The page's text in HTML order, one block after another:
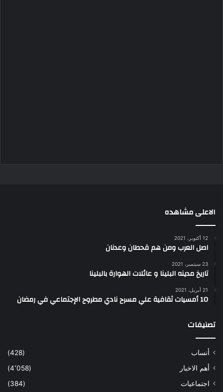
الاعلى مشاهده
12 أكتوبر، 2021
اصل العرب ومن هم قحطان وعدنان
23 سبتمبر، 2021
تاريخ مدينه البلينا و عائلات الهوارة بالبلينا
21 أبريل، 2021
10 أمسيات ثقافية علي مسرح نادي مطروح الإجتماعي في رمضان
تصنيفات
أنساب
(428)
أهم الاخبار
(4٬058)
اجتماعيات
(384)